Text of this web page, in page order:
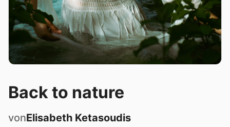
Back to nature
vonElisabeth Ketasoudis